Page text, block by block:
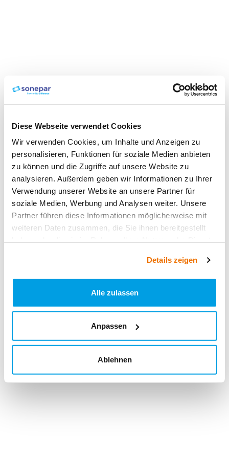
Diese Webseite verwendet Cookies
Wir verwenden Cookies, um Inhalte und Anzeigen zu
personalisieren, Funktionen für soziale Medien anbieten
zu können und die Zugriffe auf unsere Website zu
analysieren. Außerdem geben wir Informationen zu Ihrer
Verwendung unserer Website an unsere Partner für
soziale Medien, Werbung und Analysen weiter. Unsere
Partner führen diese Informationen möglicherweise mit
weiteren Daten zusammen, die Sie ihnen bereitgestellt
Details zeigen
Alle zulassen
Anpassen
Ablehnen